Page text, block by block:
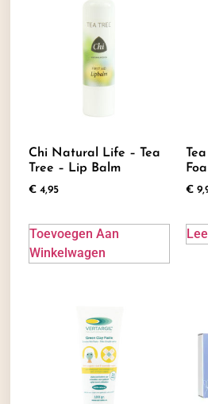
Chi Natural Life – Tea
Tree – Lip Balm
€ 4,95
Toevoegen Aan
Winkelwagen
€